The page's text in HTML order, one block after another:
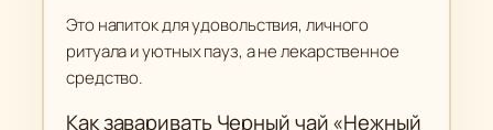
Это напиток для удовольствия, личного
ритуала и уютных пауз, а не лекарственное
средство.
Как заваривать Черный чай «Нежный